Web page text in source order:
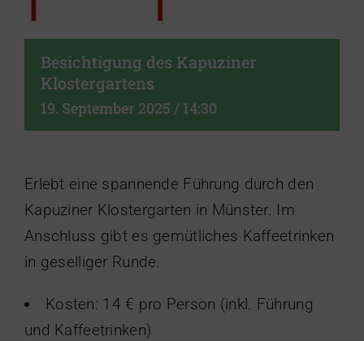
Besichtigung des Kapuziner
Klostergartens
19. September 2025 / 14:30
Erlebt eine spannende Führung durch den
Kapuziner Klostergarten in Münster. Im
Anschluss gibt es gemütliches Kaffeetrinken
in geselliger Runde.
Kosten: 14 € pro Person (inkl. Führung
und Kaffeetrinken)